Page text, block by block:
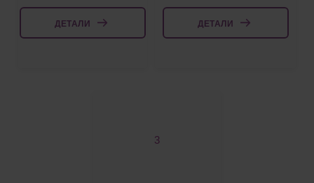
ДЕТАЛИ ДЕТАЛИ
3